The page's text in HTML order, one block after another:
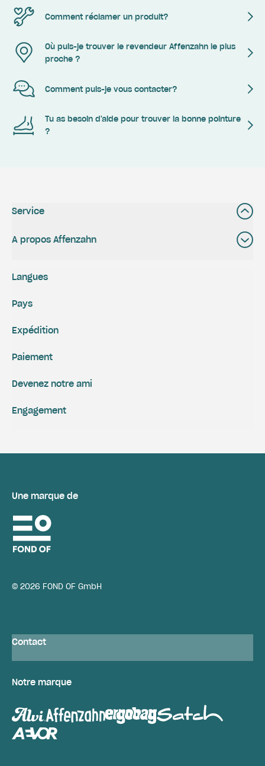
Comment réclamer un produit?
Où puis-je trouver le revendeur Affenzahn le plus
proche ?
Comment puis-je vous contacter?
Tu as besoin d'aide pour trouver la bonne pointure
?
Service
A propos Affenzahn
Expédition
Paiement
Engagement
Devenez notre ami
Langues
Pays
Une marque de
© 2026 FOND OF GmbH
Contact
Notre marque